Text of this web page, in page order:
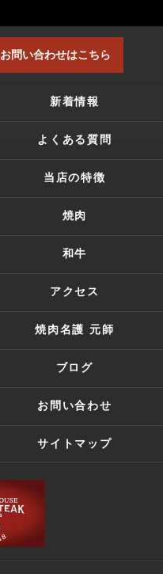
お問い合わせはこちら
新着情報
よくある質問
当店の特徴
焼肉
和牛
アクセス
焼肉名護 元師
ブログ
お問い合わせ
サイトマップ